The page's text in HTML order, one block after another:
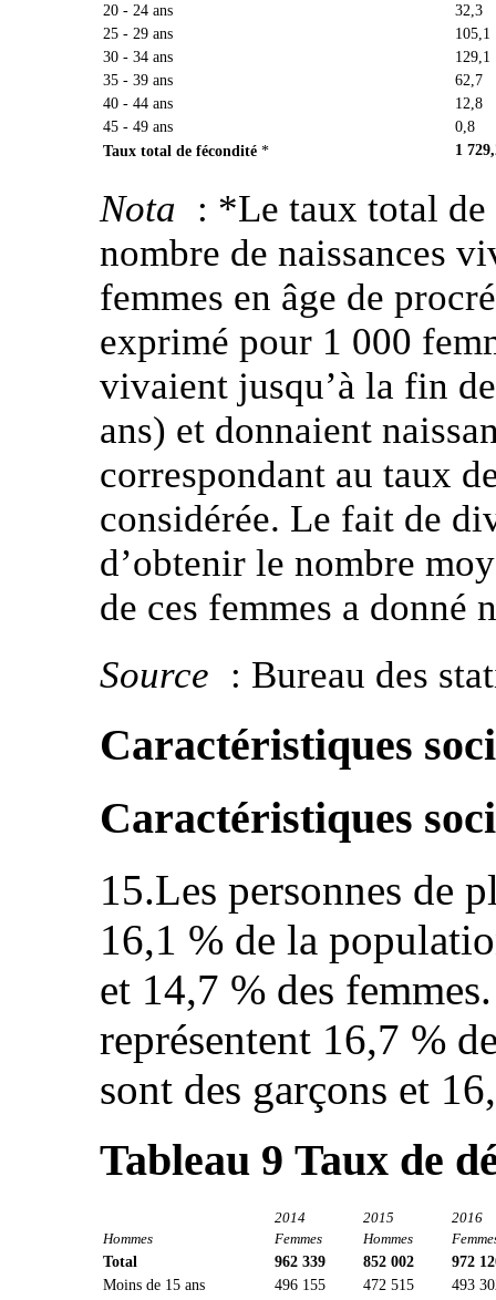
20 - 24 ans
32,3
25 - 29 ans
105,1
30 - 34 ans
129,1
35 - 39 ans
62,7
40 - 44 ans
12,8
45 - 49 ans
0,8
Taux total de fécondité * 1
Nota : *Le taux total de
nombre de naissances
femmes en âge de
exprimé pour 1 000
vivaient jusqu’à la fin
ans) et donnaient
correspondant au taux
considérée. Le fait de
d’obtenir le nombre
de ces femmes a donné
Source : Bureau des
Caractéristiques
Caractéristiques
15.Les personnes de
16,1 % de la
et 14,7 % des
représentent 16,7 %
sont des garçons et
Tableau 9 Taux de
2014 2015
2016
Hommes
Femmes Hommes
Total 962 339 852 002
972
Moins de 15 ans
496 155 472 515
493